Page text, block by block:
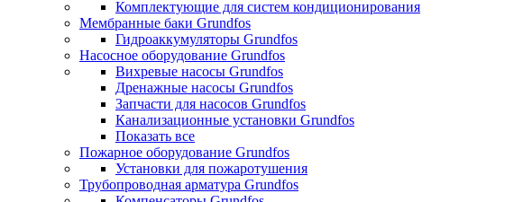
Комплектующие для систем кондиционирования
Мембранные баки Grundfos
Гидроаккумуляторы Grundfos
Насосное оборудование Grundfos
Вихревые насосы Grundfos
Дренажные насосы Grundfos
Запчасти для насосов Grundfos
Канализационные установки Grundfos
Показать все
Пожарное оборудование Grundfos
Установки для пожаротушения
Трубопроводная арматура Grundfos